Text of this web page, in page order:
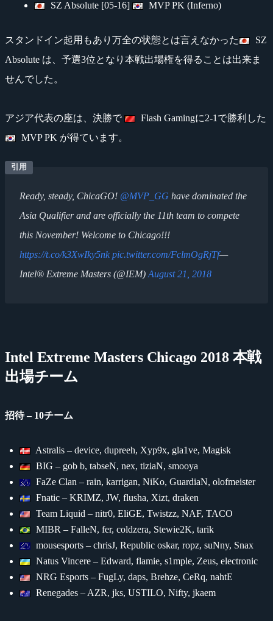
SZ Absolute [05-16] MVP PK (Inferno)
スタンドイン起用もあり万全の状態とは言えなかった
SZ
Absolute は、予選3位となり本戦出場権を得ることは出来ま
せんでした。
アジア代表の座は、決勝で
Flash Gamingに2-1で勝利した
MVP PK が得ています。
Ready, steady, ChicaGO! @MVP_GG have dominated the
Asia Qualifier and are officially the 11th team to compete
this November! Welcome to Chicago!!!
https://t.co/k3XwIky5nk pic.twitter.com/FclmOgRjTf—
Intel® Extreme Masters (@IEM) August 21, 2018
Intel Extreme Masters Chicago 2018 本戦
出場チーム
招待 – 10チーム
Astralis – device, dupreeh, Xyp9x, gla1ve, Magisk
BIG – gob b, tabseN, nex, tiziaN, smooya
FaZe Clan – rain, karrigan, NiKo, GuardiaN, olofmeister
Fnatic – KRIMZ, JW, flusha, Xizt, draken
Team Liquid – nitr0, EliGE, Twistzz, NAF, TACO
MIBR – FalleN, fer, coldzera, Stewie2K, tarik
mousesports – chrisJ, Republic oskar, ropz, suNny, Snax
Natus Vincere – Edward, flamie, s1mple, Zeus, electronic
NRG Esports – FugLy, daps, Brehze, CeRq, nahtE
Renegades – AZR, jks, USTILO, Nifty, jkaem